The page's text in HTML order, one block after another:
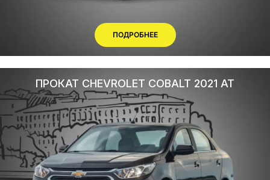
ПОДРОБНЕЕ
ПРОКАТ CHEVROLET COBALT 2021 AT